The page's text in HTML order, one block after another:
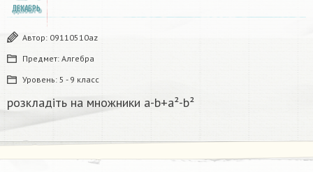
ДЕКАБРЬ
Автор: 09110510az
Предмет: Алгебра
Уровень: 5 - 9 класс
розкладіть на множники а-b+a²-b²​